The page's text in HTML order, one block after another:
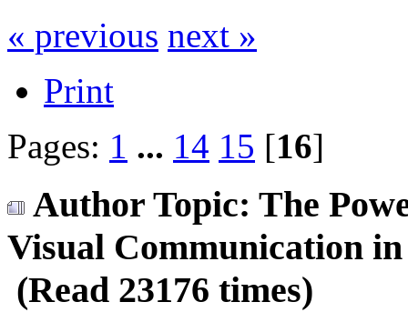
« previous next »
Print
Pages: 1 ... 14 15 [16]
Author Topic: The
Visual Communication
(Read 23176 times)